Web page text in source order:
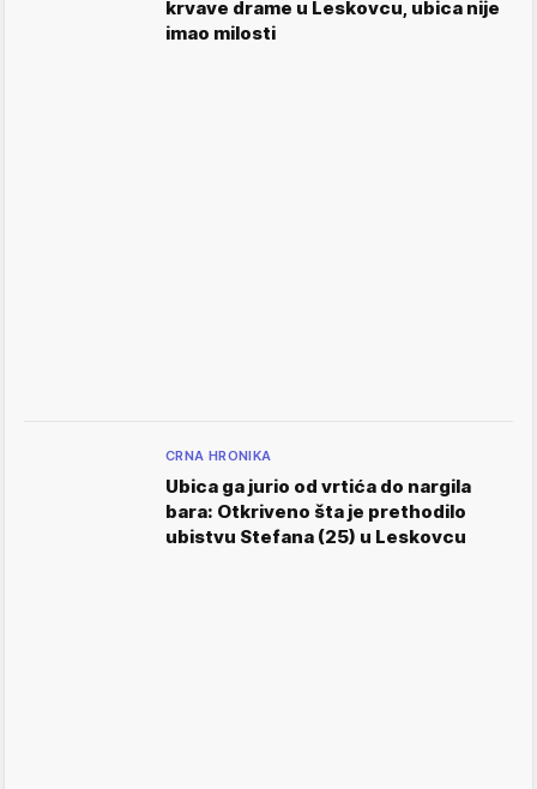
krvave drame u Leskovcu, ubica nije
imao milosti
CRNA HRONIKA
Ubica ga jurio od vrtića do nargila
bara: Otkriveno šta je prethodilo
ubistvu Stefana (25) u Leskovcu